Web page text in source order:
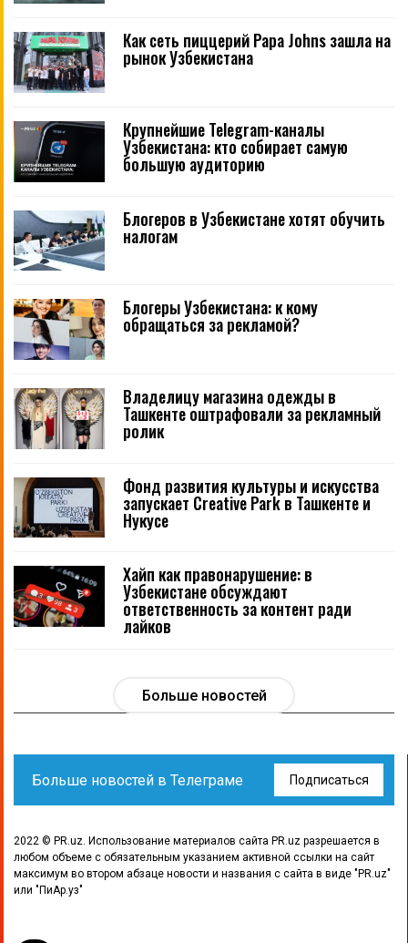
Как сеть пиццерий Papa Johns зашла на
рынок Узбекистана
Крупнейшие Telegram-каналы
Узбекистана: кто собирает самую
большую аудиторию
Блогеров в Узбекистане хотят обучить
налогам
Блогеры Узбекистана: к кому
обращаться за рекламой?
Владелицу магазина одежды в
Ташкенте оштрафовали за рекламный
ролик
Фонд развития культуры и искусства
запускает Creative Park в Ташкенте и
Нукусе
Хайп как правонарушение: в
Узбекистане обсуждают
ответственность за контент ради
лайков
Больше новостей
Больше новостей в Телеграме Подписаться
2022 © PR.uz. Использование материалов сайта PR.uz разрешается в
любом объеме с обязательным указанием активной ссылки на сайт
максимум во втором абзаце новости и названия с сайта в виде "PR.uz"
или "ПиАр.уз"